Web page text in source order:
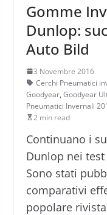
Gomme
Dunlop:
Auto Bild
3 Novembre 2016
Cerchi Pneumatici
Goodyear, Goodyear
Pneumatici Invernali
2 min read
Continuano i
Dunlop nei
Sono stati
comparativi
popolare